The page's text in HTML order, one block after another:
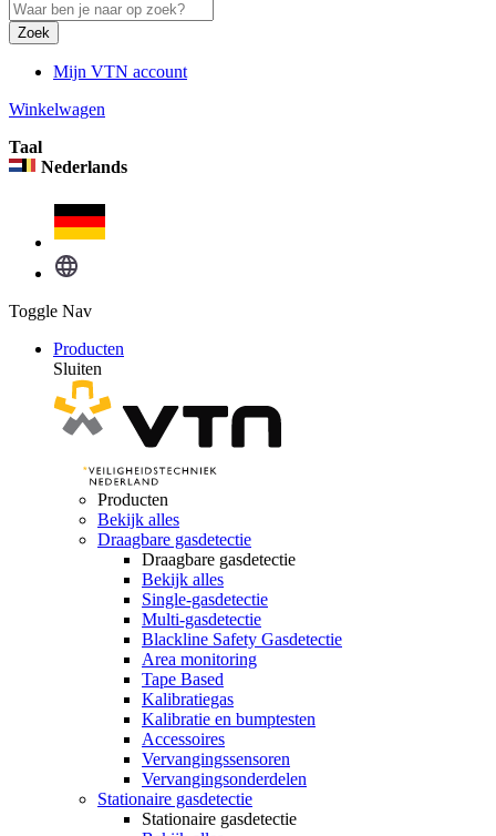
Zoek
Mijn VTN account
Winkelwagen
Taal
Nederlands
Toggle Nav
Producten
Sluiten
Producten
Bekijk alles
Draagbare gasdetectie
Draagbare gasdetectie
Bekijk alles
Single-gasdetectie
Multi-gasdetectie
Blackline Safety Gasdetectie
Area monitoring
Tape Based
Kalibratiegas
Kalibratie en bumptesten
Accessoires
Vervangingssensoren
Vervangingsonderdelen
Stationaire gasdetectie
Stationaire gasdetectie